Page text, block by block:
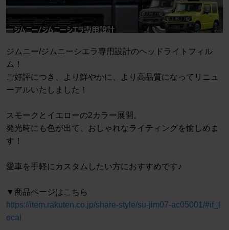
ジムニー/ジムニーシエラ専用設計のヘッドライトフィル
ム！
ご好評につき、より鮮やかに、より高品質になってリニュ
ーアルいたしました！
スモークとイエローの2カラー展開。
発光時にも色が出て、おしゃれなライティングを愉しめま
す！
愛車を手軽にカスタムしたい方におすすめです♪
▼商品ページはこちら
https://item.rakuten.co.jp/share-style/su-jim07-ac05001/#if_l
ocal